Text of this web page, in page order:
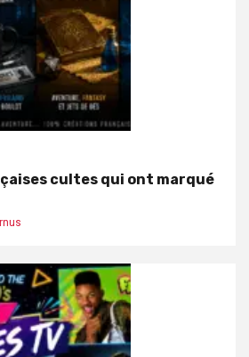
cultes qui ont marqué